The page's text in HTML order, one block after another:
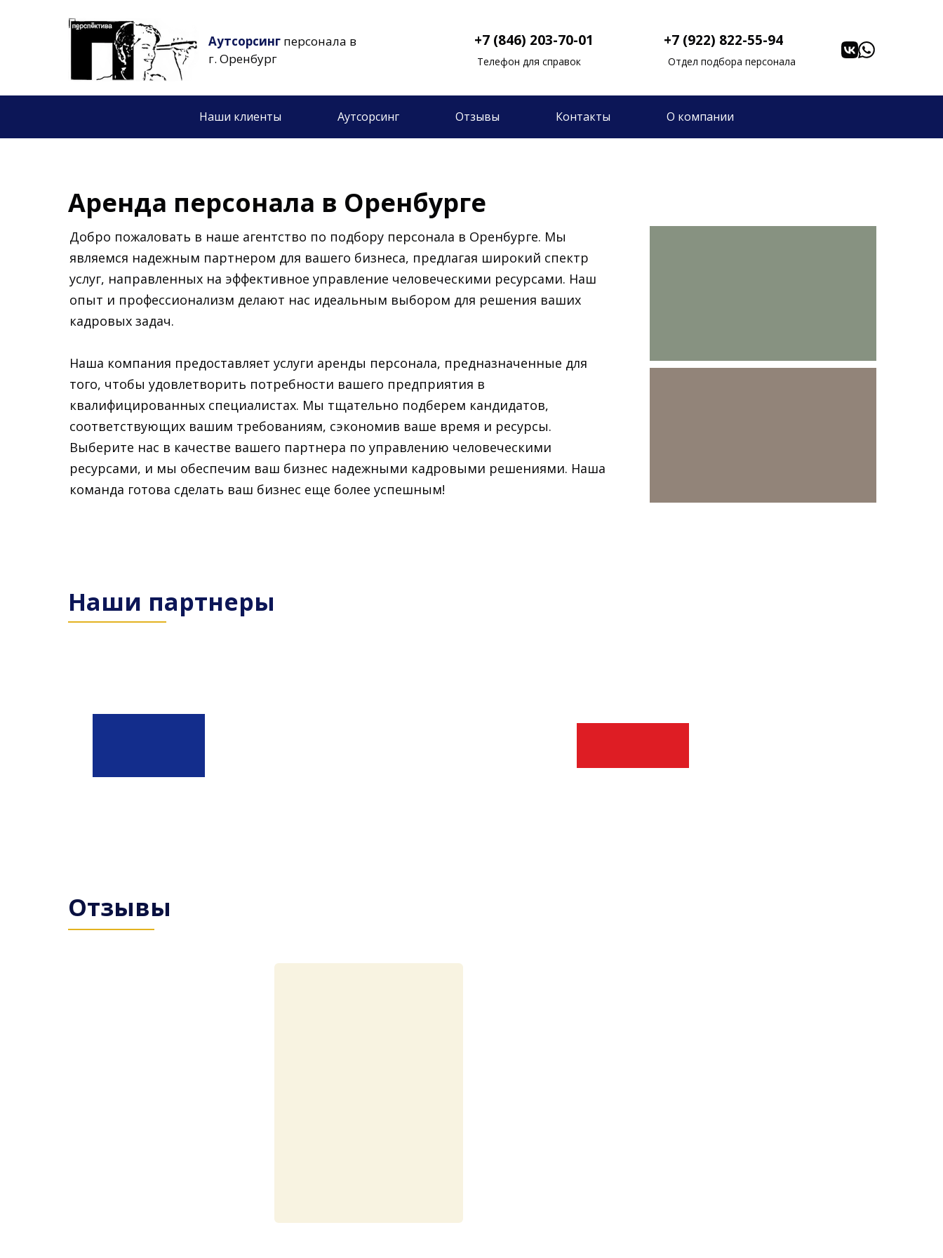
Аутсорсинг персонала в
г. Оренбург
+7 (846) 203-70-01 +7 (922) 822-55-94
Телефон для справок Отдел подбора персонала
Наши клиенты Аутсорсинг Отзывы Контакты О компании
Добро пожаловать в наше агентство по подбору персонала в Оренбурге. Мы
являемся надежным партнером для вашего бизнеса, предлагая широкий спектр
услуг, направленных на эффективное управление человеческими ресурсами. Наш
опыт и профессионализм делают нас идеальным выбором для решения ваших
кадровых задач.
Наша компания предоставляет услуги аренды персонала, предназначенные для
того, чтобы удовлетворить потребности вашего предприятия в
квалифицированных специалистах. Мы тщательно подберем кандидатов,
соответствующих вашим требованиям, сэкономив ваше время и ресурсы.
Выберите нас в качестве вашего партнера по управлению человеческими
ресурсами, и мы обеспечим ваш бизнес надежными кадровыми решениями. Наша
команда готова сделать ваш бизнес еще более успешным!
Аренда персонала в Оренбурге
Наши партнеры
Отзывы